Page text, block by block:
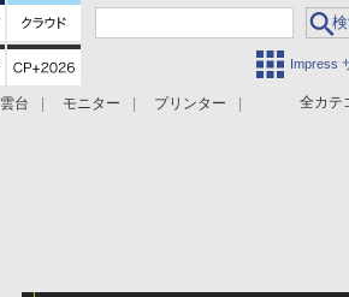
Impress
全カテ
台 モニター
プリンター